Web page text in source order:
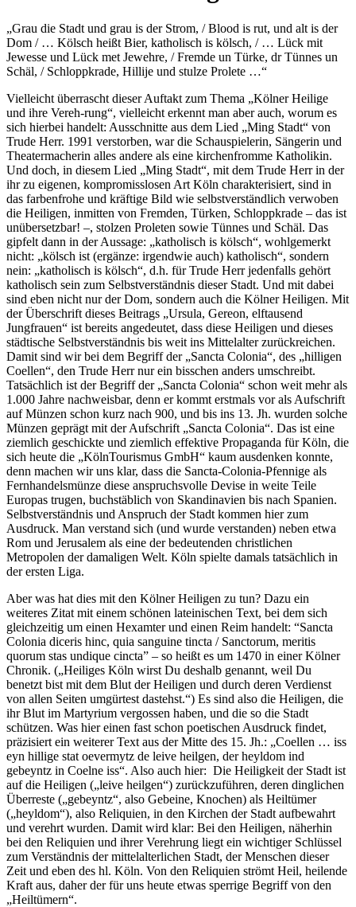
„Grau die Stadt und grau is der Strom, / Blood is rut, und alt is der
Dom / … Kölsch heißt Bier, katholisch is kölsch, / … Lück mit
Jewesse und Lück met Jewehre, / Fremde un Türke, dr Tünnes un
Schäl, / Schloppkrade, Hillije und stulze Prolete …“
Vielleicht überrascht dieser Auftakt zum Thema „Kölner Heilige
und ihre Vereh-rung“, vielleicht erkennt man aber auch, worum es
sich hierbei handelt: Ausschnitte aus dem Lied „Ming Stadt“ von
Trude Herr. 1991 verstorben, war die Schauspielerin, Sängerin und
Theatermacherin alles andere als eine kirchenfromme Katholikin.
Und doch, in diesem Lied „Ming Stadt“, mit dem Trude Herr in der
ihr zu eigenen, kompromisslosen Art Köln charakterisiert, sind in
das farbenfrohe und kräftige Bild wie selbstverständlich verwoben
die Heiligen, inmitten von Fremden, Türken, Schloppkrade – das ist
unübersetzbar! –, stolzen Proleten sowie Tünnes und Schäl. Das
gipfelt dann in der Aussage: „katholisch is kölsch“, wohlgemerkt
nicht: „kölsch ist (ergänze: irgendwie auch) katholisch“, sondern
nein: „katholisch is kölsch“, d.h. für Trude Herr jedenfalls gehört
katholisch sein zum Selbstverständnis dieser Stadt. Und mit dabei
sind eben nicht nur der Dom, sondern auch die Kölner Heiligen. Mit
der Überschrift dieses Beitrags „Ursula, Gereon, elftausend
Jungfrauen“ ist bereits angedeutet, dass diese Heiligen und dieses
städtische Selbstverständnis bis weit ins Mittelalter zurückreichen.
Damit sind wir bei dem Begriff der „Sancta Colonia“, des „hilligen
Coellen“, den Trude Herr nur ein bisschen anders umschreibt.
Tatsächlich ist der Begriff der „Sancta Colonia“ schon weit mehr als
1.000 Jahre nachweisbar, denn er kommt erstmals vor als Aufschrift
auf Münzen schon kurz nach 900, und bis ins 13. Jh. wurden solche
Münzen geprägt mit der Aufschrift „Sancta Colonia“. Das ist eine
ziemlich geschickte und ziemlich effektive Propaganda für Köln, die
sich heute die „KölnTourismus GmbH“ kaum ausdenken konnte,
denn machen wir uns klar, dass die Sancta-Colonia-Pfennige als
Fernhandelsmünze diese anspruchsvolle Devise in weite Teile
Europas trugen, buchstäblich von Skandinavien bis nach Spanien.
Selbstverständnis und Anspruch der Stadt kommen hier zum
Ausdruck. Man verstand sich (und wurde verstanden) neben etwa
Rom und Jerusalem als eine der bedeutenden christlichen
Metropolen der damaligen Welt. Köln spielte damals tatsächlich in
der ersten Liga.
Aber was hat dies mit den Kölner Heiligen zu tun? Dazu ein
weiteres Zitat mit einem schönen lateinischen Text, bei dem sich
gleichzeitig um einen Hexamter und einen Reim handelt: “Sancta
Colonia diceris hinc, quia sanguine tincta / Sanctorum, meritis
quorum stas undique cincta” – so heißt es um 1470 in einer Kölner
Chronik. („Heiliges Köln wirst Du deshalb genannt, weil Du
benetzt bist mit dem Blut der Heiligen und durch deren Verdienst
von allen Seiten umgürtest dastehst.“) Es sind also die Heiligen, die
ihr Blut im Martyrium vergossen haben, und die so die Stadt
schützen. Was hier einen fast schon poetischen Ausdruck findet,
präzisiert ein weiterer Text aus der Mitte des 15. Jh.: „Coellen … iss
eyn hillige stat oevermytz de leive heilgen, der heyldom ind
gebeyntz in Coelne iss“. Also auch hier: Die Heiligkeit der Stadt ist
auf die Heiligen („leive heilgen“) zurückzuführen, deren dinglichen
Überreste („gebeyntz“, also Gebeine, Knochen) als Heiltümer
(„heyldom“), also Reliquien, in den Kirchen der Stadt aufbewahrt
und verehrt wurden. Damit wird klar: Bei den Heiligen, näherhin
bei den Reliquien und ihrer Verehrung liegt ein wichtiger Schlüssel
zum Verständnis der mittelalterlichen Stadt, der Menschen dieser
Zeit und eben des hl. Köln. Von den Reliquien strömt Heil, heilende
Kraft aus, daher der für uns heute etwas sperrige Begriff von den
„Heiltümern“.